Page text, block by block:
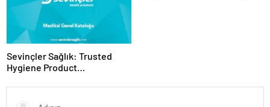
Sevinçler Sağlık: Trusted
Hygiene Product